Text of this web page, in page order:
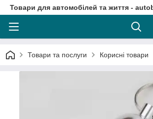
Товари для автомобілей та життя -
Товари та послуги Корисні товари